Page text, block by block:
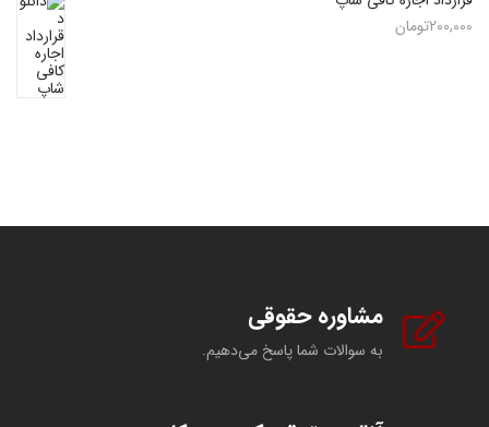
200,000تومان
مشاوره حقوقی
به سوالات شما پاسخ می‌دهیم.